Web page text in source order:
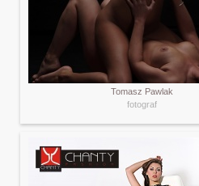
Tomasz Pawlak
fotograf